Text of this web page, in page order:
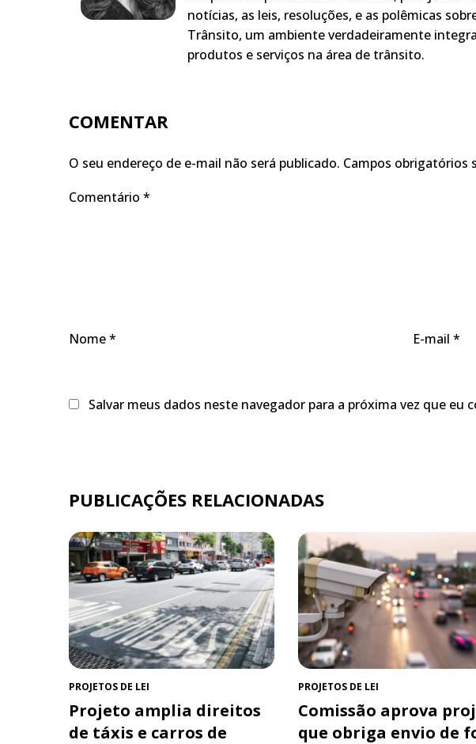
notícias, as leis, resoluções, e as polêmicas
Trânsito, um ambiente verdadeiramente
produtos e serviços na área de trânsito.
COMENTAR
O seu endereço de e-mail não será publicado. Campos obrigatórios
Comentário *
Nome* E-mail *
Salvar meus dados neste navegador para a próxima vez que eu
PUBLICAÇÕES RELACIONADAS
PROJETOS DE LEI
Projeto amplia direitos
de táxis e carros de
PROJETOS DE LEI
Comissão aprova
que obriga envio de